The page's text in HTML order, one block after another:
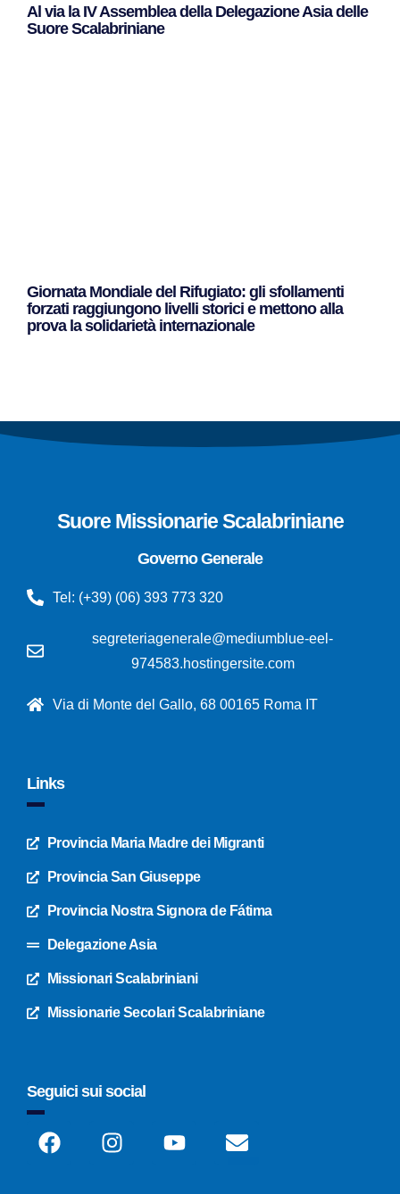
Al via la IV Assemblea della Delegazione Asia delle
Suore Scalabriniane
Giornata Mondiale del Rifugiato: gli sfollamenti
forzati raggiungono livelli storici e mettono alla
prova la solidarietà internazionale
Suore Missionarie Scalabriniane
Governo Generale
Tel: (+39) (06) 393 773 320
segreteriagenerale@mediumblue-eel-
974583.hostingersite.com
Via di Monte del Gallo, 68 00165 Roma IT
Links
Provincia Maria Madre dei Migranti
Provincia San Giuseppe
Provincia Nostra Signora de Fátima
Delegazione Asia
Missionari Scalabriniani
Missionarie Secolari Scalabriniane
Seguici sui social